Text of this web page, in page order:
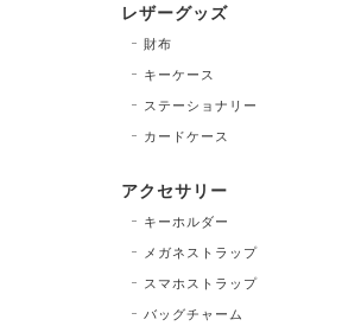
レザーグッズ
財布
キーケース
ステーショナリー
カードケース
アクセサリー
キーホルダー
メガネストラップ
スマホストラップ
バッグチャーム